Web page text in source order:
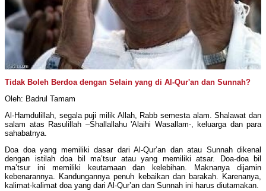
Tidak Boleh Berdoa dengan Selain yang di Al-Qur'an dan Sunnah?
Oleh: Badrul Tamam
Al-Hamdulillah, segala puji milik Allah, Rabb semesta alam. Shalawat dan
salam atas Rasulillah –Shallallahu 'Alaihi Wasallam-, keluarga dan para
sahabatnya.
Doa doa yang memiliki dasar dari Al-Qur’an dan atau Sunnah dikenal
dengan istilah doa bil ma’tsur atau yang memiliki atsar. Doa-doa bil
ma’tsur ini memiliki keutamaan dan kelebihan. Maknanya dijamin
kebenarannya. Kandungannya penuh kebaikan dan barakah. Karenanya,
kalimat-kalimat doa yang dari Al-Qur’an dan Sunnah ini harus diutamakan.